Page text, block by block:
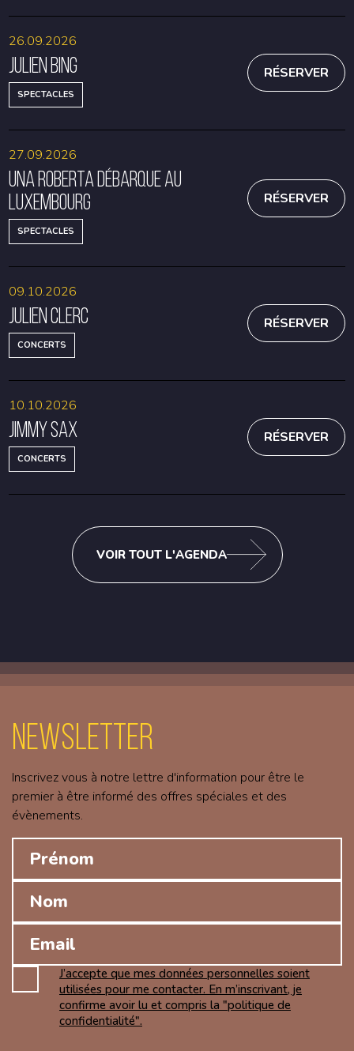
Julien Bing
SPECTACLES
26.09.2026
RÉSERVER
Una Roberta débarque au
Luxembourg
SPECTACLES
27.09.2026
RÉSERVER
Julien Clerc
CONCERTS
09.10.2026
RÉSERVER
Jimmy Sax
CONCERTS
10.10.2026
RÉSERVER
VOIR TOUT L'AGENDA
Newsletter
Inscrivez vous à notre lettre d'information pour être le
premier à être informé des offres spéciales et des
évènements.
J’accepte que mes données personnelles soient
utilisées pour me contacter. En m’inscrivant, je
confirme avoir lu et compris la "politique de
confidentialité".